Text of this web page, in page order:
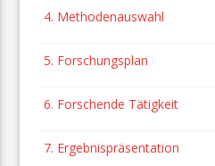
4. Methodenauswahl
5. Forschungsplan
6. Forschende Tätigkeit
7. Ergebnispräsentation